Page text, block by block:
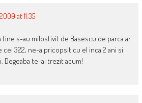
at 11:35
tine s-au milostivit de Basescu de parca ar
322, ne-a pricopsit cu el inca 2 ani si
Degeaba te-ai trezit acum!